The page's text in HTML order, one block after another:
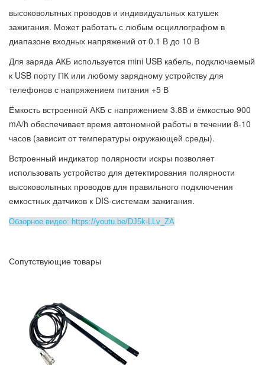
высоковольтных проводов и индивидуальных катушек
зажигания. Может работать с любым осциллографом в
диапазоне входных напряжений от 0.1 В до 10 В
Для заряда АКБ используется mini USB кабель, подключаемый
к USB порту ПК или любому зарядному устройству для
телефонов с напряжением питания +5 В
Ёмкость встроенной АКБ с напряжением 3.8В и ёмкостью 900
mА/h обеспечивает время автономной работы в течении 8-10
часов (зависит от температуры окружающей среды).
Встроенный индикатор полярности искры позволяет
использовать устройство для детектирования полярности
высоковольтных проводов для правильного подключения
емкостных датчиков к DIS-системам зажигания.
Обзорное видео: https://youtu.be/DJ5k-LLv_ZA
Сопутствующие товары